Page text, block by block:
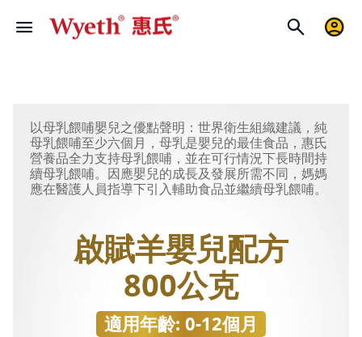
以母乳餵哺嬰兒之優點聲明：世界衛生組織建議，純
母乳餵哺至少六個月，母乳是嬰兒的最佳食品，惠氏
營養品全力支持母乳餵哺，並在可行情況下長時間持
續母乳餵哺。因應嬰兒的成長及發展所需不同，媽媽
應在醫護人員指導下引入輔助食品並繼續母乳餵哺。
啟賦羊嬰兒配方
800公克
適用年齡: 0-12個月